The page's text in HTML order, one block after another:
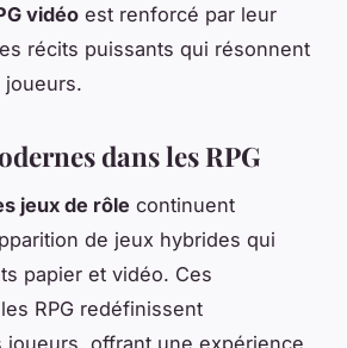
vidéo est renforcé par leur
récits puissants qui résonnent
dans les RPG
jeux de rôle continuent
de jeux hybrides qui
papier et vidéo. Ces
RPG redéfinissent
joueurs, offrant une expérience